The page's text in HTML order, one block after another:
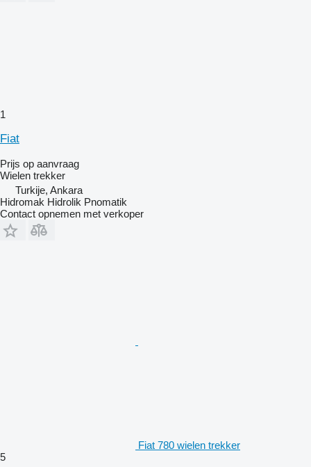
1
Fiat
Prijs op aanvraag
Wielen trekker
Turkije, Ankara
Hidromak Hidrolik Pnomatik
Contact opnemen met verkoper
Fiat 780 wielen trekker
5